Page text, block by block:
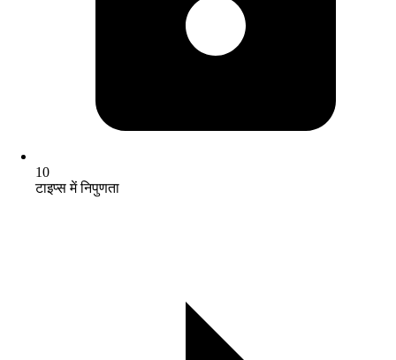
10
टाइप्स में निपुणता